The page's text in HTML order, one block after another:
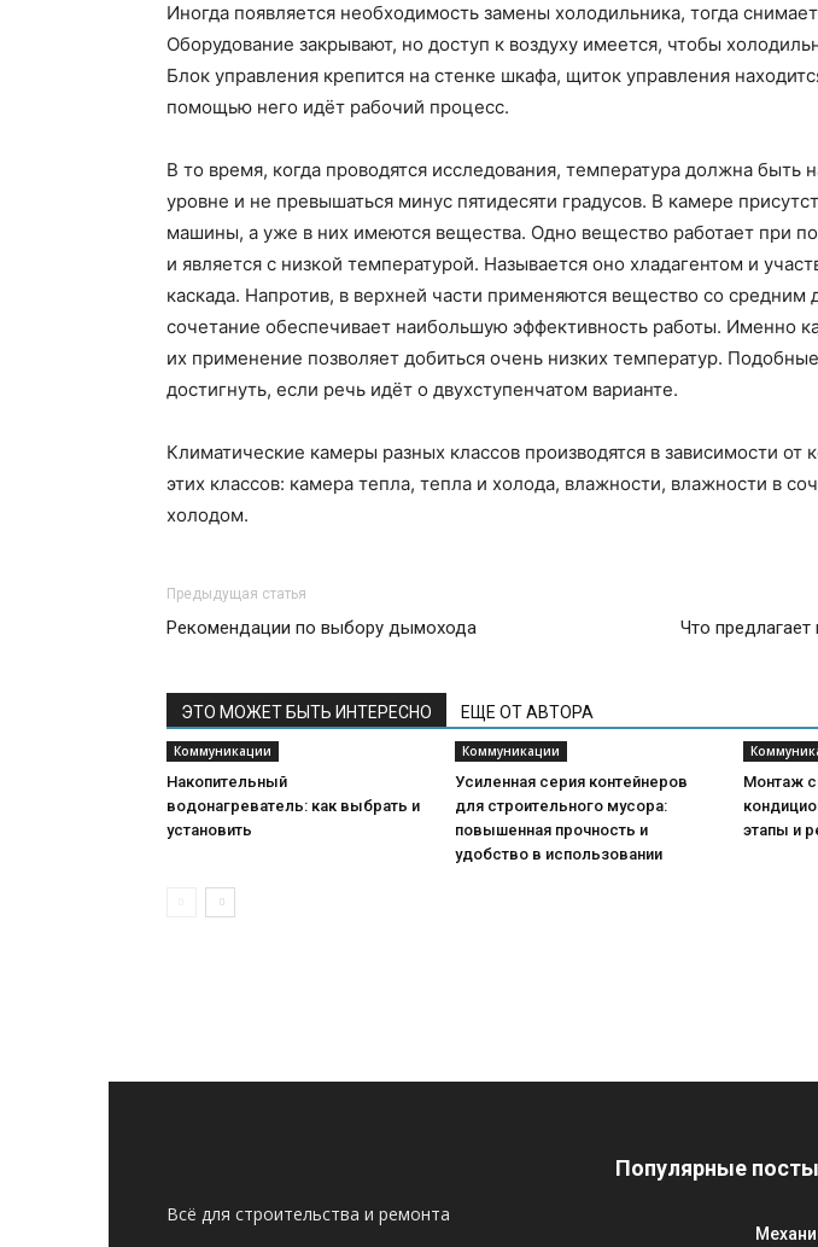
Иногда появляется необходимость замены холодильника, тогда
Оборудование закрывают, но доступ к воздуху имеется, чтобы
Блок управления крепится на стенке шкафа, щиток управления
помощью него идёт рабочий процесс.
В то время, когда проводятся исследования, температура должна быть
уровне и не превышаться минус пятидесяти градусов. В камере
машины, а уже в них имеются вещества. Одно вещество работает при
и является с низкой температурой. Называется оно хладагентом и
каскада. Напротив, в верхней части применяются вещество со средним
сочетание обеспечивает наибольшую эффективность работы. Именно
их применение позволяет добиться очень низких температур.
достигнуть, если речь идёт о двухступенчатом варианте.
Климатические камеры разных классов производятся в зависимости от
этих классов: камера тепла, тепла и холода, влажности, влажности в
холодом.
Предыдущая статья
Рекомендации по выбору дымохода Что предлагает
ЭТО МОЖЕТ БЫТЬ ИНТЕРЕСНО ЕЩЕ ОТ АВТОРА
Коммуникации
Накопительный
водонагреватель: как выбрать и
установить
Коммуникации
Усиленная серия контейнеров
для строительного мусора:
повышенная прочность и
удобство в использовании
Монтаж
этапы и
Всё для строительства и ремонта
Популярные посты